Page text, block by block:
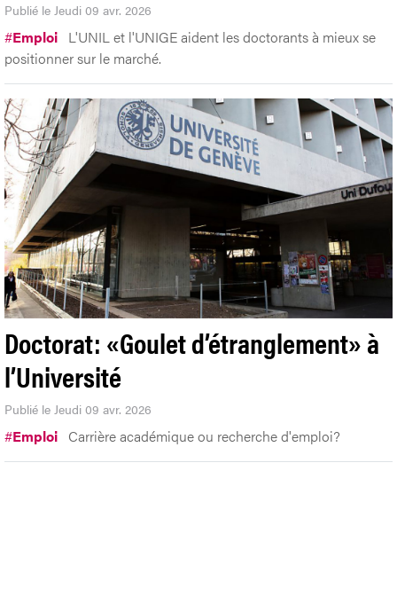
Publié le Jeudi 09 avr. 2026
#Emploi L'UNIL et l'UNIGE aident les doctorants à mieux se
positionner sur le marché.
Doctorat: «Goulet d’étranglement» à
l’Université
Publié le Jeudi 09 avr. 2026
#Emploi Carrière académique ou recherche d'emploi?